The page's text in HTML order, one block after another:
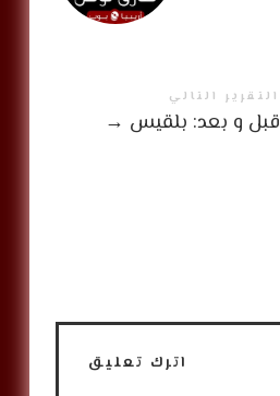
التقرير التالي
قبل و بعد: بلقيس →
اترك تعليق